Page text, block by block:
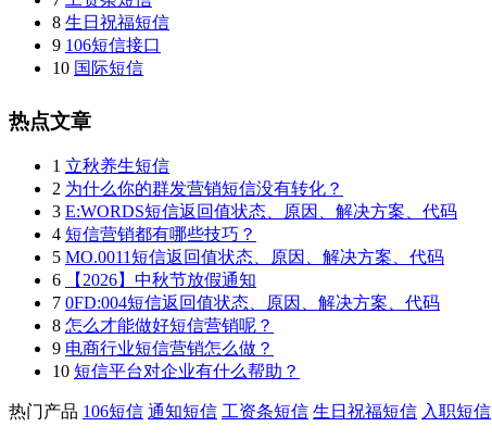
8 生日祝福短信
9 106短信接口
10 国际短信
热点文章
1 立秋养生短信
2 为什么你的群发营销短信没有转化？
3 E:WORDS短信返回值状态、原因、解决方案、代码
4 短信营销都有哪些技巧？
5 MO.0011短信返回值状态、原因、解决方案、代码
6
【2026】中秋节放假通知
7 0FD:004短信返回值状态、原因、解决方案、代码
8 怎么才能做好短信营销呢？
9 电商行业短信营销怎么做？
10 短信平台对企业有什么帮助？
热门产品 106短信 通知短信 工资条短信 生日祝福短信 入职短信